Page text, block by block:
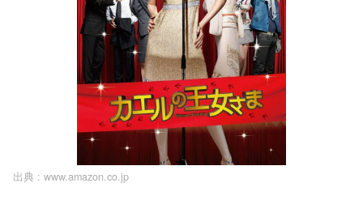
出典 : www.amazon.co.jp